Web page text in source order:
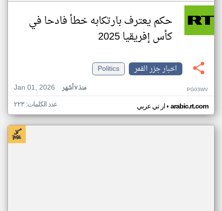
حكم يعترف بارتكابه خطأ فادحا في
كأس إفريقيا 2025
اخبار جزر القمر
Politics
Jan 01, 2026
منذ ٧ أشهر PG03WV
ار تي عربي• arabic.rt.com عدد الكلمات: ٢٢٣